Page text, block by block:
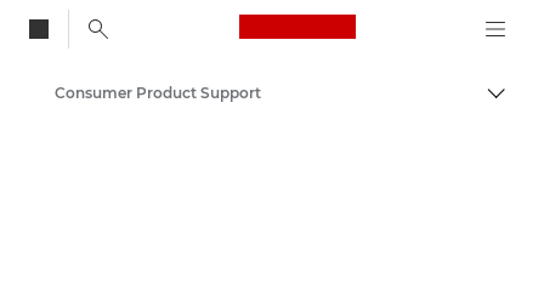
Canon Logo, back
Consumer Product Support